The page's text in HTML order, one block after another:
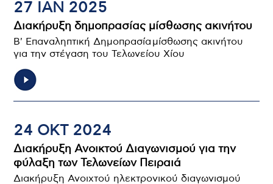
27 ΙΑΝ 2025
Διακήρυξη δημοπρασίας μίσθωσης ακινήτου
B' Επαναληπτική Δημοπρασία μίσθωσης ακινήτου
για την στέγαση του Τελωνείου Χίου
24 ΟΚΤ 2024
Διακήρυξη Ανοικτού Διαγωνισμού για την
φύλαξη των Τελωνείων Πειραιά
Διακήρυξη Ανοιχτού ηλεκτρονικού διαγωνισμού